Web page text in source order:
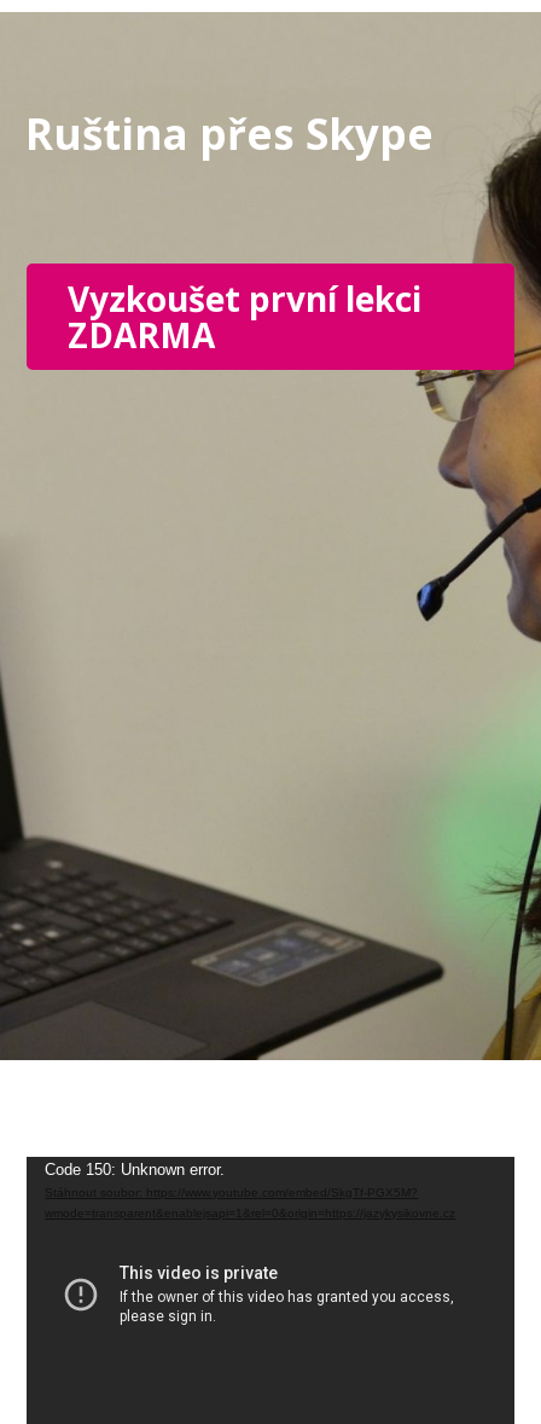
Ruština přes Skype
Vyzkoušet první lekci
ZDARMA
Video
Code 150: Unknown error.
Stáhnout soubor: https://www.youtube.com/embed/SkgTf-PGX5M?